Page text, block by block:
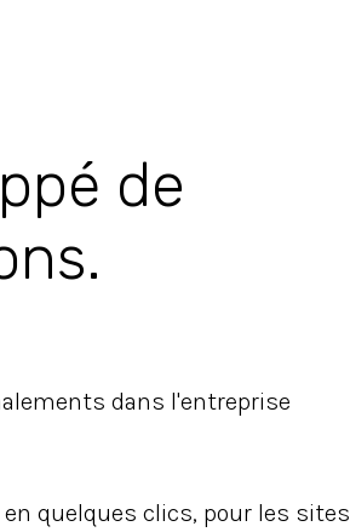
de
dans l'entreprise
quelques clics, pour les sites